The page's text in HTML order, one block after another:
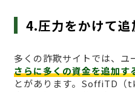
4.圧力をかけて
多くの詐欺サイトでは、ユ
さらに多くの資金を追加す
とがあります。SoffiTD（